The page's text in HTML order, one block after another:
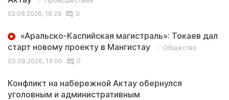
02.08.2026, 18:29
0
«Аральско-Каспийская магистраль»: Токаев дал
старт новому проекту в Мангистау
Общество
03.08.2026, 14:00
0
Конфликт на набережной Актау обернулся
уголовным и административным